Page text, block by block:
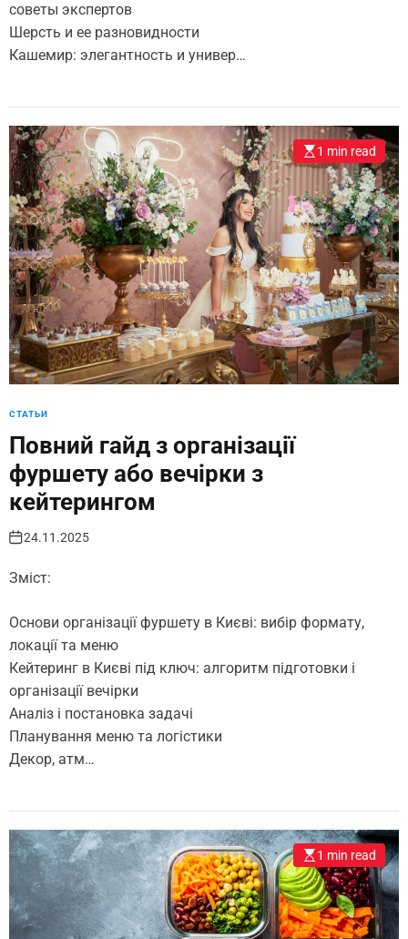
советы экспертов
Шерсть и ее разновидности
Кашемир: элегантность и универ…
1 min read
СТАТЬИ
Повний гайд з організації
фуршету або вечірки з
кейтерингом
24.11.2025
Зміст:
Основи організації фуршету в Києві: вибір формату,
локації та меню
Кейтеринг в Києві під ключ: алгоритм підготовки і
організації вечірки
Аналіз і постановка задачі
Планування меню та логістики
Декор, атм…
1 min read